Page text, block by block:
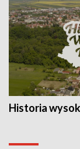
Historia